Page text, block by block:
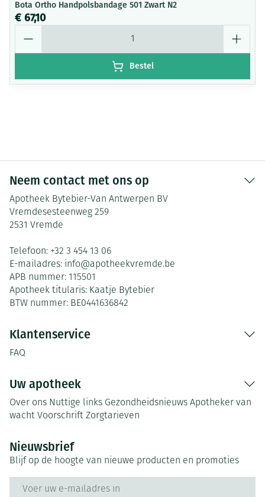
Bota Ortho Handpolsbandage 501 Zwart N2
€ 67,10
Bestel
Neem contact met ons op
Apotheek Bytebier-Van Antwerpen BV
Vremdesesteenweg 259
2531 Vremde
Telefoon: +32 3 454 13 06
E-mailadres: info@apotheekvremde.be
APB nummer: 115501
Apotheek titularis: Kaatje Bytebier
BTW nummer: BE0441636842
Klantenservice
FAQ
Uw apotheek
Over ons Nuttige links Gezondheidsnieuws Apotheker van
wacht Voorschrift Zorgtarieven
Nieuwsbrief
Blijf op de hoogte van nieuwe producten en promoties